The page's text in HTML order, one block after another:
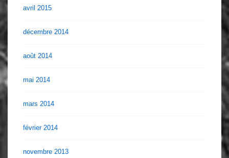
avril 2015
décembre 2014
août 2014
mai 2014
mars 2014
février 2014
novembre 2013